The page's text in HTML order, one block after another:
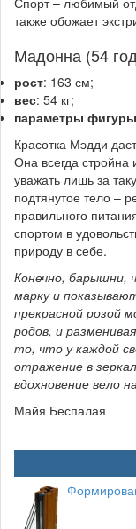
также обожает
Мадонна (54
рост: 163 см;
вес: 54 кг;
параметры фигуры
Красотка Мэдди
Она всегда
уважать лишь за
подтянутое тело –
правильного
спортом в
природу в себе.
Конечно, барышни,
марку и
прекрасной розой
родов, и
то, что у каждой
отражение в
вдохновение вело
Майя Беспалая